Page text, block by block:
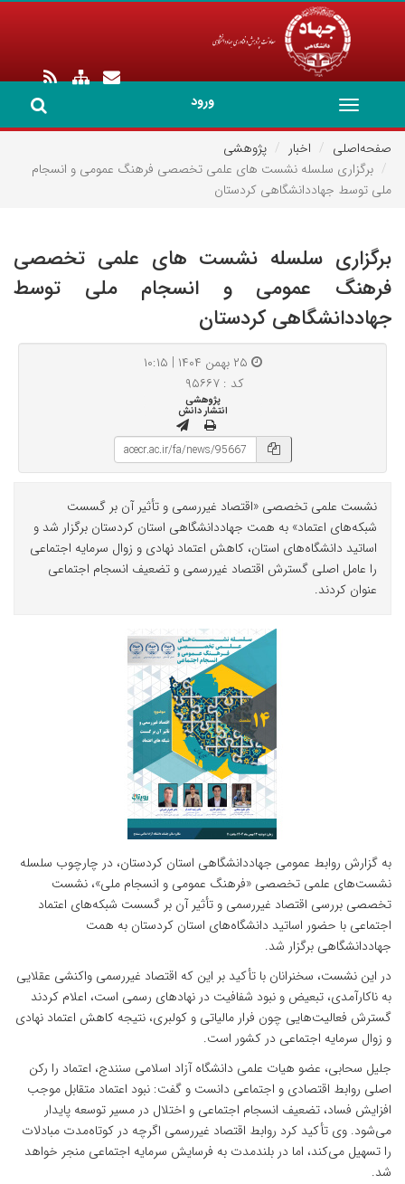
ورود
Toggle
navigation
صفحه‌اصلی
اخبار
پژوهشی
برگزاری سلسله نشست های علمی تخصصی فرهنگ عمومی و انسجام
ملی توسط جهاددانشگاهی کردستان
برگزاری سلسله نشست های علمی تخصصی
فرهنگ عمومی و انسجام ملی توسط
جهاددانشگاهی کردستان
کد : ۹۵۶۶۷
پژوهشی
انتشار دانش
نشست علمی تخصصی «اقتصاد غیررسمی و تأثیر آن بر گسست
شبکه‌های اعتماد» به همت جهاددانشگاهی استان کردستان برگزار شد و
اساتید دانشگاه‌های استان، کاهش اعتماد نهادی و زوال سرمایه اجتماعی
را عامل اصلی گسترش اقتصاد غیررسمی و تضعیف انسجام اجتماعی
عنوان کردند.
به گزارش روابط عمومی جهاددانشگاهی استان کردستان، در چارچوب سلسله
نشست‌های علمی تخصصی «فرهنگ عمومی و انسجام ملی»، نشست
تخصصی بررسی اقتصاد غیررسمی و تأثیر آن بر گسست شبکه‌های اعتماد
اجتماعی با حضور اساتید دانشگاه‌های استان کردستان به همت
جهاددانشگاهی برگزار شد.
در این نشست، سخنرانان با تأکید بر این که اقتصاد غیررسمی واکنشی عقلایی
به ناکارآمدی، تبعیض و نبود شفافیت در نهادهای رسمی است، اعلام کردند
گسترش فعالیت‌هایی چون فرار مالیاتی و کولبری، نتیجه کاهش اعتماد نهادی
و زوال سرمایه اجتماعی در کشور است.
جلیل سحابی، عضو هیات علمی دانشگاه آزاد اسلامی سنندج، اعتماد را رکن
اصلی روابط اقتصادی و اجتماعی دانست و گفت: نبود اعتماد متقابل موجب
افزایش فساد، تضعیف انسجام اجتماعی و اختلال در مسیر توسعه پایدار
می‌شود. وی تأکید کرد روابط اقتصاد غیررسمی اگرچه در کوتاه‌مدت مبادلات
را تسهیل می‌کند، اما در بلندمدت به فرسایش سرمایه اجتماعی منجر خواهد
شد.